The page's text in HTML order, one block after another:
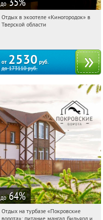
до
11:25:45
Купи первым!
Отдых в экоотеле «Киногородок» в
Тверской области
от 2530 руб.
до173110руб.
до 64%
11:25:45 Купили:
Отдых на турбазе «Покровские
ворота»: питание, мангал, бильярд и